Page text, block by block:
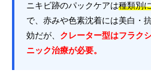
ニキビ跡のパックケアは種類別
で、赤みや色素沈着には美白・
効だが、 クレーター型はフラク
ニック治療が必要。